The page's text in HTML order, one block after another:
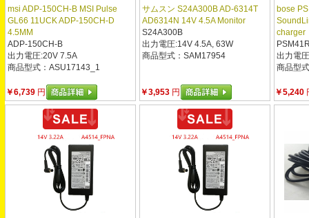
msi ADP-150CH-B MSI Pulse
GL66 11UCK ADP-150CH-D
4.5MM
ADP-150CH-B
出力電圧:20V 7.5A
商品型式：ASU17143_1
￥6,739 円
サムスン S24A300B AD-6314T
AD6314N 14V 4.5A Monitor
S24A300B
出力電圧:14V 4.5A, 63W
商品型式：SAM17954
￥3,953 円
bose
charger
出力電
商品型
￥5,240